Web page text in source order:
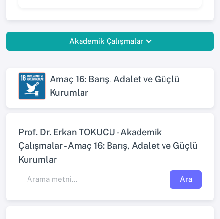
Akademik Çalışmalar
Amaç 16: Barış, Adalet ve Güçlü
Kurumlar
Prof. Dr. Erkan TOKUCU - Akademik
Çalışmalar - Amaç 16: Barış, Adalet ve Güçlü
Kurumlar
Ara